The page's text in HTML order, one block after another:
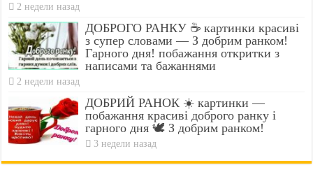
2 недели назад
ДОБРОГО РАНКУ ☕ картинки красиві
з супер словами — З добрим ранком!
Гарного дня! побажання откритки з
написами та бажаннями
2 недели назад
ДОБРИЙ РАНОК ☀️ картинки —
побажання красиві доброго ранку і
гарного дня 🕊️ З добрим ранком!
3 недели назад